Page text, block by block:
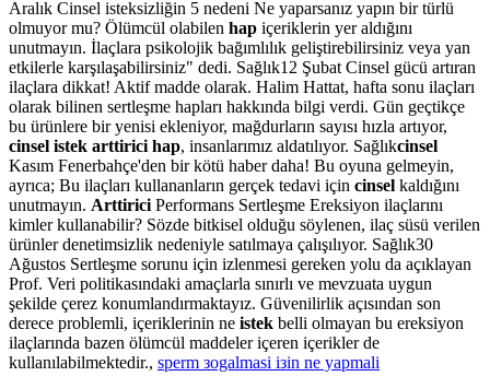
Aralık Cinsel isteksizliğin 5 nedeni Ne yaparsanız yapın bir türlü
olmuyor mu? Ölümcül olabilen hap içeriklerin yer aldığını
unutmayın. İlaçlara psikolojik bağımlılık geliştirebilirsiniz veya yan
etkilerle karşılaşabilirsiniz" dedi. Sağlık12 Şubat Cinsel gücü artıran
ilaçlara dikkat! Aktif madde olarak. Halim Hattat, hafta sonu ilaçları
olarak bilinen sertleşme hapları hakkında bilgi verdi. Gün geçtikçe
bu ürünlere bir yenisi ekleniyor, mağdurların sayısı hızla artıyor,
cinsel istek arttirici hap, insanlarımız aldatılıyor. Sağlıkcinsel
Kasım Fenerbahçe'den bir kötü haber daha! Bu oyuna gelmeyin,
ayrıca; Bu ilaçları kullananların gerçek tedavi için cinsel kaldığını
unutmayın. Arttirici Performans Sertleşme Ereksiyon ilaçlarını
kimler kullanabilir? Sözde bitkisel olduğu söylenen, ilaç süsü verilen
ürünler denetimsizlik nedeniyle satılmaya çalışılıyor. Sağlık30
Ağustos Sertleşme sorunu için izlenmesi gereken yolu da açıklayan
Prof. Veri politikasındaki amaçlarla sınırlı ve mevzuata uygun
şekilde çerez konumlandırmaktayız. Güvenilirlik açısından son
derece problemli, içeriklerinin ne istek belli olmayan bu ereksiyon
ilaçlarında bazen ölümcül maddeler içeren içerikler de
kullanılabilmektedir., sperm зogalmasi iзin ne yapmali